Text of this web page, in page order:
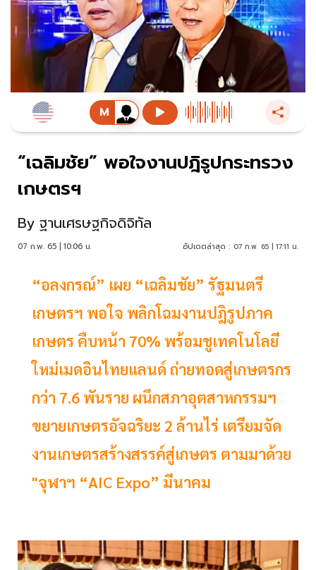
“เฉลิมชัย” พอใจงานปฎิรูปกระทรวง
เกษตรฯ
By ฐานเศรษฐกิจดิจิทัล
07 ก.พ. 65 | 10:06 น. อัปเดตล่าสุด : 07 ก.พ. 65 | 17:11 น.
“อลงกรณ์” เผย “เฉลิมชัย” รัฐมนตรี
เกษตรฯ พอใจ พลิกโฉมงานปฎิรูปภาค
เกษตร คืบหน้า 70% พร้อมชูเทคโนโลยี
ใหม่เมดอินไทยแลนด์ ถ่ายทอดสู่เกษตรกร
กว่า 7.6 พันราย ผนึกสภาอุตสาหกรรมฯ
ขยายเกษตรอัจฉริยะ 2 ล้านไร่ เตรียมจัด
งานเกษตรสร้างสรรค์สู่เกษตร ตามมาด้วย
"จุฬาฯ “AIC Expo” มีนาคม